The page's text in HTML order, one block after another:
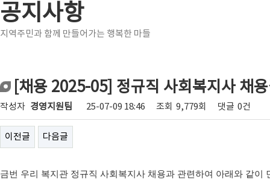
공지사항
지역주민과 함께 만들어가는 행복한 마들
[채용 2025-05] 정규직 사회복지사 채
작성자 경영지원팀 25-07-09 18:46 조회 9,779회 댓글 0건
이전글 다음글
금번 우리 복지관 정규직 사회복지사 채용과 관련하여 아래와 같이